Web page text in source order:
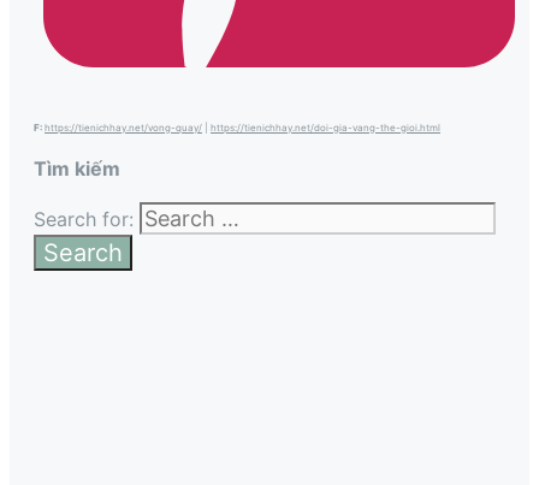
F: https://tienichhay.net/vong-quay/ https://tienichhay.net/doi-gia-vang-the-gioi.html
Tìm kiếm
Search for: